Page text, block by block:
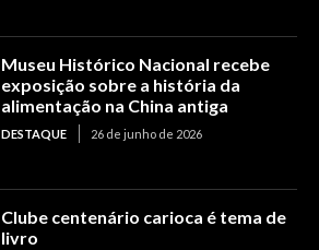
Museu Histórico Nacional recebe
exposição sobre a história da
alimentação na China antiga
DESTAQUE 26 de junho de 2026
Clube centenário carioca é tema de
livro